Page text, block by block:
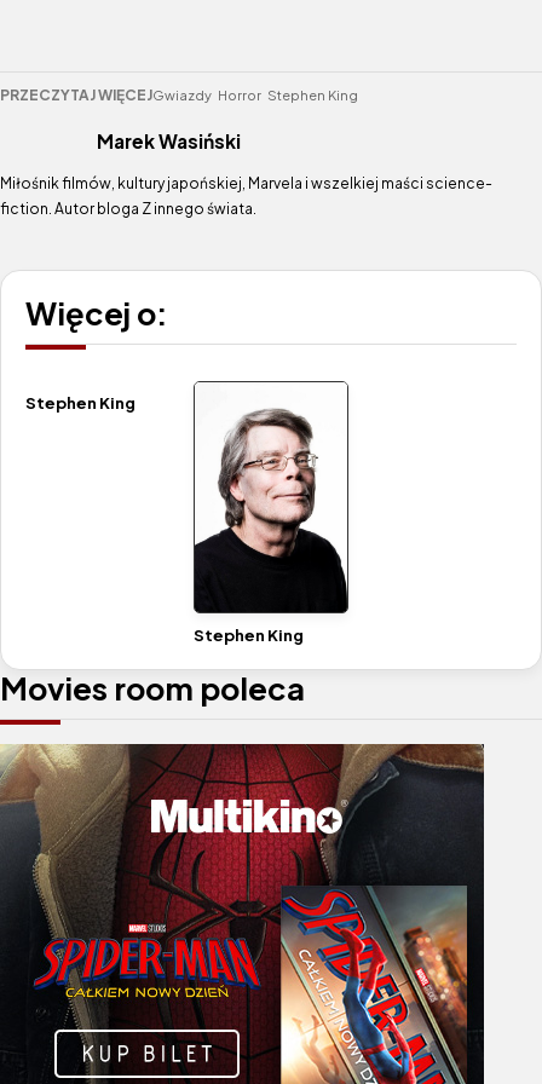
PRZECZYTAJ WIĘCEJGwiazdy Horror Stephen King
Marek Wasiński
Miłośnik filmów, kultury japońskiej, Marvela i wszelkiej maści science-
fiction. Autor bloga Z innego świata.
Movies room poleca
Więcej o:
Stephen King
Stephen King